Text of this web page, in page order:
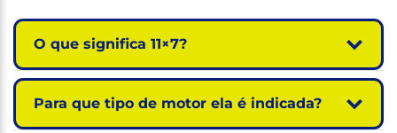
O que significa 11×7?
Para que tipo de motor ela é indicada?